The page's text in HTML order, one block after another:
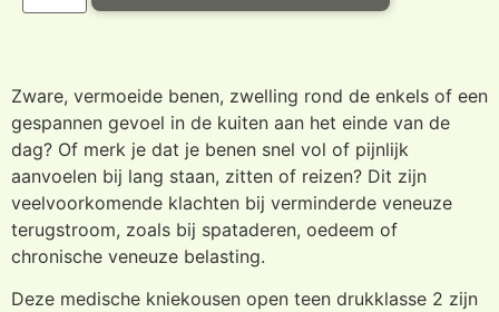
Zware, vermoeide benen, zwelling rond de enkels of een
gespannen gevoel in de kuiten aan het einde van de
dag? Of merk je dat je benen snel vol of pijnlijk
aanvoelen bij lang staan, zitten of reizen? Dit zijn
veelvoorkomende klachten bij verminderde veneuze
terugstroom, zoals bij spataderen, oedeem of
chronische veneuze belasting.
Deze medische kniekousen open teen drukklasse 2 zijn